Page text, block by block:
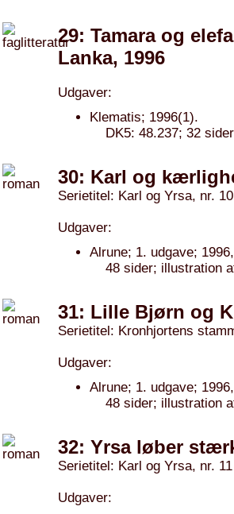
29: Tamara og
Lanka, 1996
Udgaver:
Klematis; 1996(1).
DK5: 48.237; 32
30: Karl og
Serietitel: Karl og Yrsa, nr. 10
Udgaver:
Alrune; 1. udgave;
48 sider; illustration
31: Lille Bjørn og
Serietitel: Kronhjortens
Udgaver:
Alrune; 1. udgave;
48 sider; illustration
32: Yrsa løber
Serietitel: Karl og Yrsa, nr. 11
Udgaver: